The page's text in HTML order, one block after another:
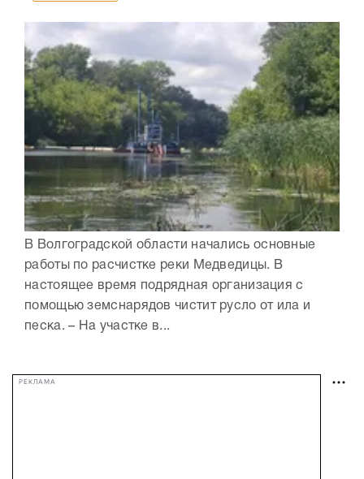
В Волгоградской области начались основные
работы по расчистке реки Медведицы. В
настоящее время подрядная организация с
помощью земснарядов чистит русло от ила и
песка. – На участке в...
РЕКЛАМА